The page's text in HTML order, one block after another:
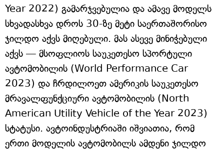
Year 2022) გამარჯვებულია და ამავე მოდელს
სხვადასხვა დროს 30-ზე მეტი საერთაშორისო
ჯილდო აქვს მიღებული. მას ასევე მინიჭებული
აქვს — მსოფლიოს საუკეთესო სპორტული
ავტომობილის (World Performance Car
2023) და ჩრდილოეთ ამერიკის საუკეთესო
მრავალფუნქციური ავტომობილის (North
American Utility Vehicle of the Year 2023)
სტატუსი. ავტოინდუსტრიაში იშვიათია, რომ
ერთი მოდელის ავტომობილს ამდენი ჯილდო